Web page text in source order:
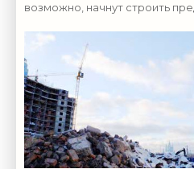
возможно, начнут строить